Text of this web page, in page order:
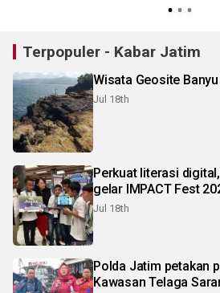
Terpopuler - Kabar Jatim
Wisata Geosite
Jul 18th
Perkuat literasi
gelar IMPACT Fest
Jul 18th
Polda Jatim petakan
Kawasan Telaga